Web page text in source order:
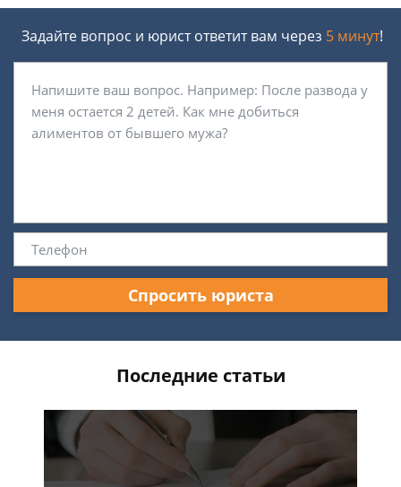
Задайте вопрос и юрист ответит вам через 5 минут!
Спросить юриста
Последние статьи